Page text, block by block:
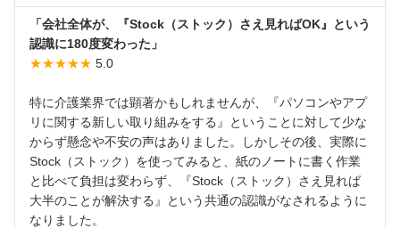
「会社全体が、『Stock（ストック）さえ見ればOK』という
認識に180度変わった」
★★★★★ 5.0
特に介護業界では顕著かもしれませんが、『パソコンやアプ
リに関する新しい取り組みをする』ということに対して少な
からず懸念や不安の声はありました。しかしその後、実際に
Stock（ストック）を使ってみると、紙のノートに書く作業
と比べて負担は変わらず、『Stock（ストック）さえ見れば
大半のことが解決する』という共通の認識がなされるように
なりました。